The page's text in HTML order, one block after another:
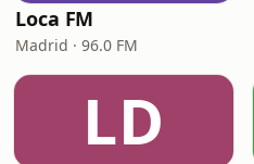
Loca FM
Madrid · 96.0 FM
LD